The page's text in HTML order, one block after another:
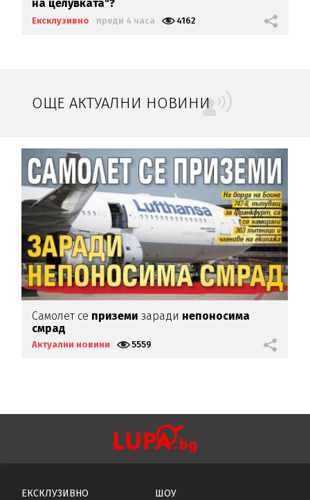
на целувката"?
Ексклузивно преди 4 часа 4162
ОЩЕ АКТУАЛНИ НОВИНИ
Самолет се приземи заради непоносима
смрад
Актуални новини 5559
ЕКСКЛУЗИВНО
ШОУ